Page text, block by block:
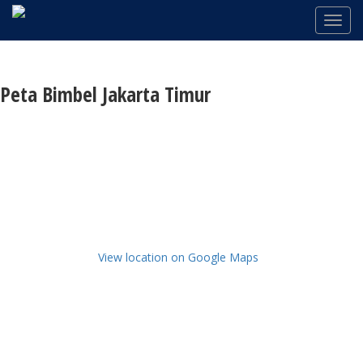
Peta Bimbel Jakarta Timur
View location on Google Maps